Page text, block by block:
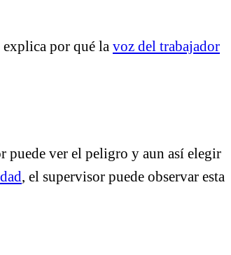
por qué la voz del trabajador
puede ver el peligro y aun así elegir
, el supervisor puede observar esta